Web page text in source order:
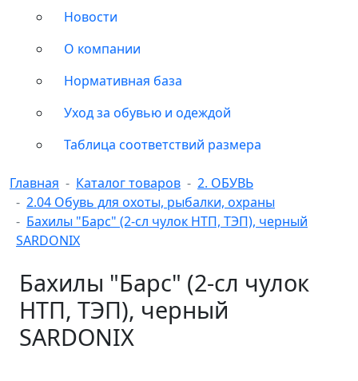
Новости
О компании
Нормативная база
Уход за обувью и одеждой
Таблица соответствий размера
Главная Каталог товаров
2. ОБУВЬ
2.04 Обувь для охоты, рыбалки, охраны
Бахилы "Барс" (2-сл чулок НТП, ТЭП), черный
SARDONIX
Бахилы "Барс" (2-сл чулок
НТП, ТЭП), черный
SARDONIX